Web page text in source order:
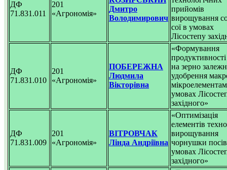
ДФ
71.831.011
201
«Агрономія»
Дмитро
Володимирович
прийомів
вирощування
сої в умовах
Лісостепу
ДФ
71.831.010
201
«Агрономія»
ПОБЕРЕЖНА
Людмила
Вікторівна
«Формування
на зерно
удобрення
умовах
західного»
ДФ
71.831.009
201
«Агрономія»
ВІТРОВЧАК
Лінда Андріївна
«Оптимізація
елементів
вирощування
чорнушки
умовах
західного»